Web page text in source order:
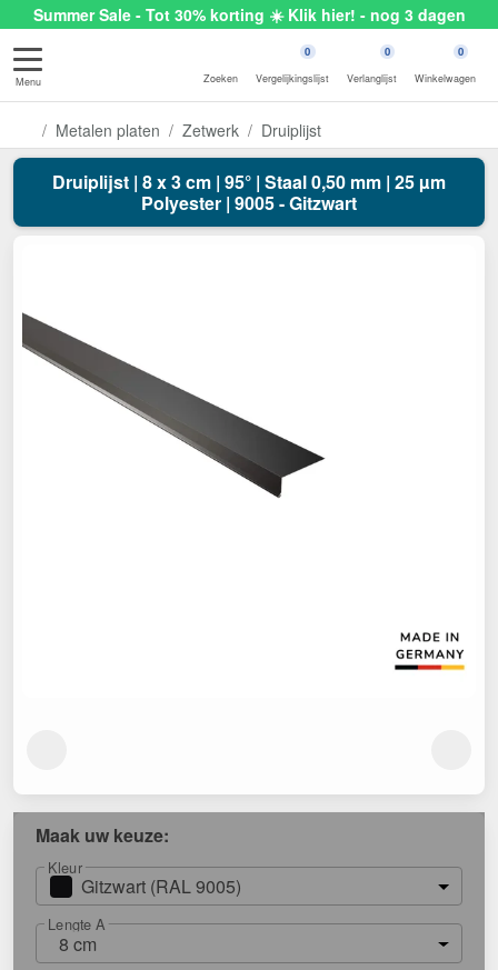
Summer Sale - Tot 30% korting ☀️ Klik hier! - nog 3 dagen
Menu Zoeken
0
Vergelijkingslijst
0
Verlanglijst
0
Winkelwagen
Metalen platen Zetwerk Druiplijst
Druiplijst | 8 x 3 cm | 95° | Staal 0,50 mm | 25 µm
Polyester | 9005 - Gitzwart
Maak uw keuze:
Kleur
Gitzwart (RAL 9005)
Lengte A
8 cm